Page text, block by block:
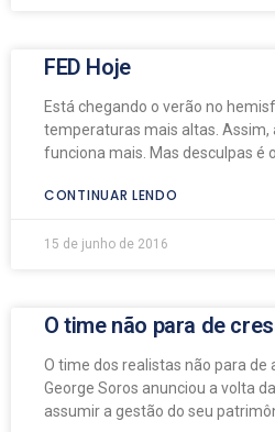
FED Hoje
Está chegando o verão no
temperaturas mais altas. Assim,
funciona mais. Mas desculpas é o
CONTINUAR LENDO
15 de junho de 2016
O time não para de
O time dos realistas não para de
George Soros anunciou a volta
assumir a gestão do seu